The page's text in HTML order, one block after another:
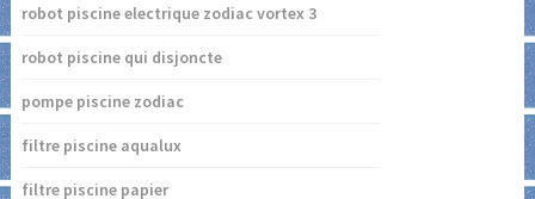
robot piscine electrique zodiac vortex 3
robot piscine qui disjoncte
pompe piscine zodiac
filtre piscine aqualux
filtre piscine papier